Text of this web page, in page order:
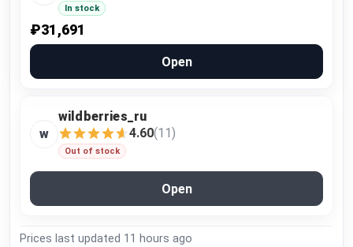
In stock
₽31,691
Open
w
wildberries_ru
4.60(11)
Out of stock
Open
Prices last updated 11 hours ago